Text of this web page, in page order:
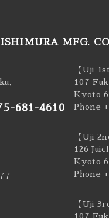
MFG.
681-4610
【Uji
107
Kyoto
Phone
【Uji
126
Kyoto
Phone
【Uji